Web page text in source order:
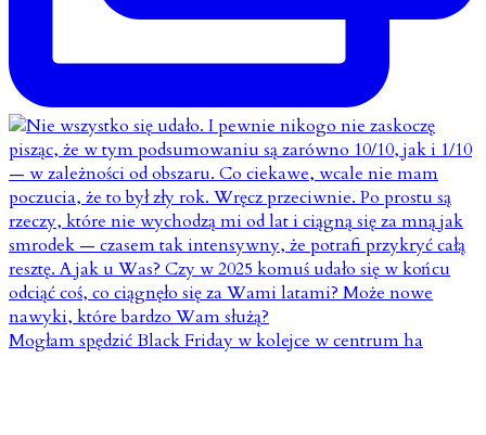
Mogłam spędzić Black Friday w kolejce w centrum ha